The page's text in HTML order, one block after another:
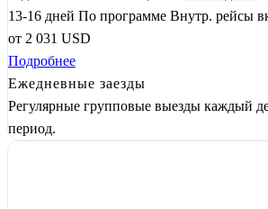
13-16 дней По программе Внутр. рейсы
от 2 031 USD
Подробнее
Ежедневные заезды
Регулярные групповые выезды каждый
период.